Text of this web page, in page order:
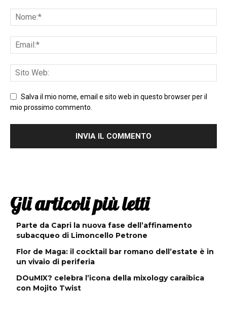
Salva il mio nome, email e sito web in questo browser per il
mio prossimo commento.
Gli articoli più letti
Parte da Capri la nuova fase dell’affinamento
subacqueo di Limoncello Petrone
Flor de Maga: il cocktail bar romano dell’estate è in
un vivaio di periferia
DOuMIX? celebra l’icona della mixology caraibica
con Mojito Twist